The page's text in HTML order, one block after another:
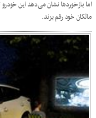
اما بازخوردها نشان می‌دهد این
مالکان خود رقم بزند.